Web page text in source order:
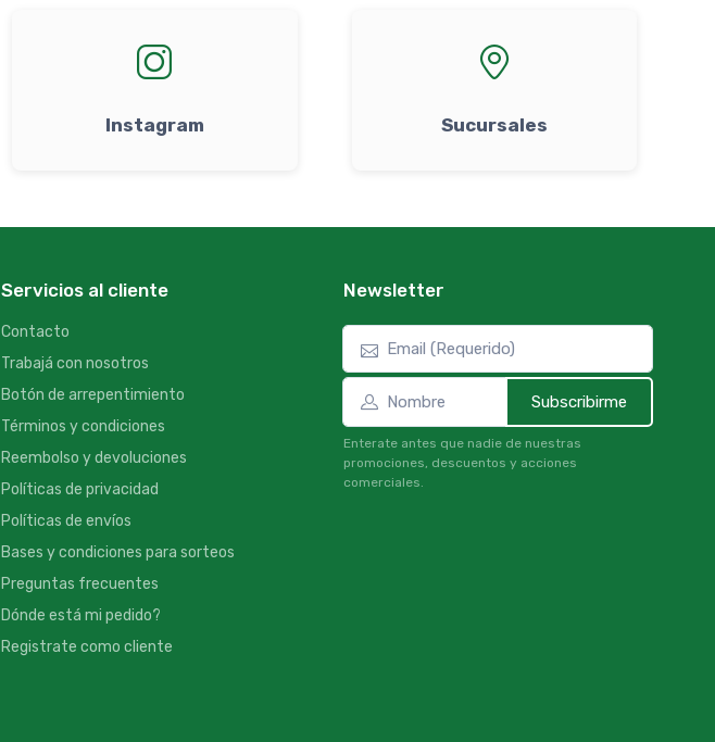
Instagram Sucursales
Servicios al cliente
Contacto
Trabajá con nosotros
Botón de arrepentimiento
Términos y condiciones
Reembolso y devoluciones
Políticas de privacidad
Políticas de envíos
Bases y condiciones para sorteos
Preguntas frecuentes
Dónde está mi pedido?
Registrate como cliente
Newsletter
Subscribirme
Enterate antes que nadie de nuestras
promociones, descuentos y acciones
comerciales.